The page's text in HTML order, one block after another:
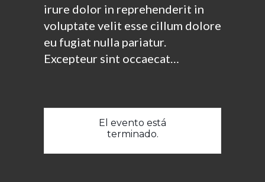
irure dolor in reprehenderit in
voluptate velit esse cillum dolore
eu fugiat nulla pariatur.
Excepteur sint occaecat…
El evento está
terminado.